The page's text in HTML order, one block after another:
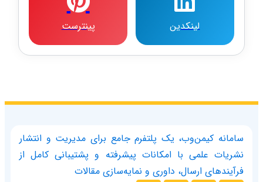
لینکدین پینترست
سامانه کیمن‌وب، یک پلتفرم جامع برای مدیریت و انتشار
نشریات علمی با امکانات پیشرفته و پشتیبانی کامل از
فرآیندهای ارسال، داوری و نمایه‌سازی مقالات